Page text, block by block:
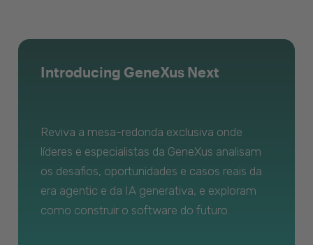
Introducing GeneXus Next
Reviva a mesa-redonda exclusiva onde
líderes e especialistas da GeneXus analisam
os desafios, oportunidades e casos reais da
era agentic e da IA generativa, e exploram
como construir o software do futuro.